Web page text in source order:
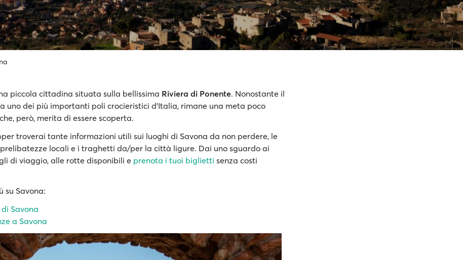
piccola cittadina situata sulla bellissima Riviera di Ponente. Nonostante il
uno dei più importanti poli crocieristici d'Italia, rimane una meta poco
però, merita di essere scoperta.
troverai tante informazioni utili sui luoghi di Savona da non perdere, le
locali e i traghetti da/per la città ligure. Dai uno sguardo ai
di viaggio, alle rotte disponibili e prenota i tuoi biglietti senza costi
su Savona:
Savona
a Savona